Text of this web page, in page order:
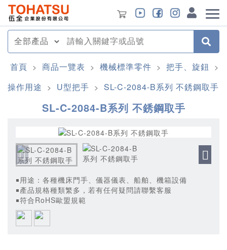
首頁 > 商品一覽表 > 機械標準零件 > 把手、旋鈕 >
操作用途 > U型把手 > SL-C-2084-B系列 不銹鋼取手
SL-C-2084-B系列 不銹鋼取手
￭用途：各種機床門手、儀器儀表、船舶、機箱設備
￭產品規格種類繁多，若有任何疑問請聯繫客服
￭符合RoHS歐盟規範